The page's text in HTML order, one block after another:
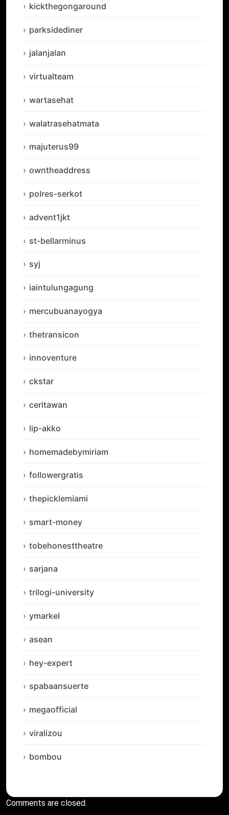
kickthegongaround
parksidediner
jalanjalan
virtualteam
wartasehat
walatrasehatmata
majuterus99
owntheaddress
polres-serkot
advent1jkt
st-bellarminus
syj
iaintulungagung
mercubuanayogya
thetransicon
innoventure
ckstar
ceritawan
lip-akko
homemadebymiriam
followergratis
thepicklemiami
smart-money
tobehonesttheatre
sarjana
trilogi-university
ymarkel
asean
hey-expert
spabaansuerte
megaofficial
viralizou
bombou
Comments are closed.